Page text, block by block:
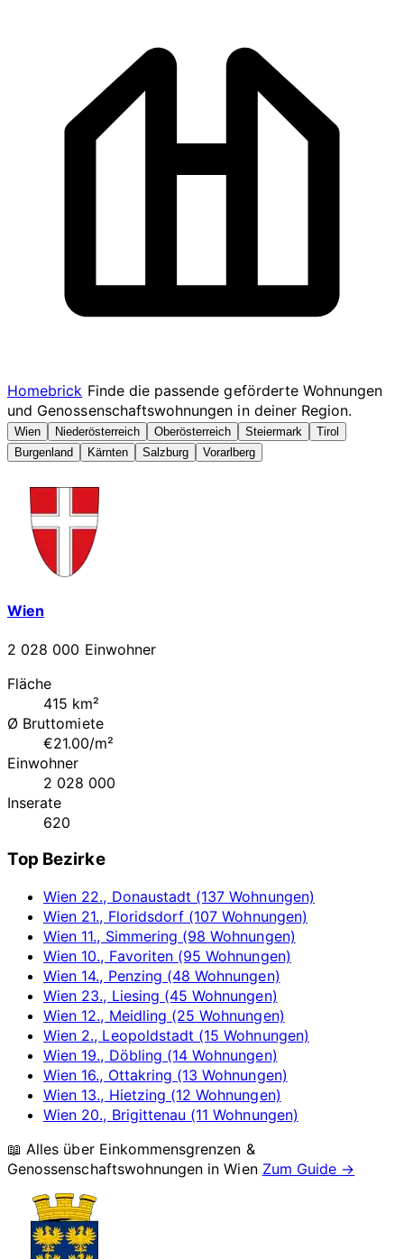
Homebrick Finde die passende geförderte Wohnungen
und Genossenschaftswohnungen in deiner Region.
Wien Niederösterreich Oberösterreich Steiermark
Tirol
Burgenland
Kärnten Salzburg Vorarlberg
Wien
2 028 000 Einwohner
Fläche
415 km²
Ø Bruttomiete
€21.00/m²
Einwohner
2 028 000
Inserate
620
Top Bezirke
Wien 22., Donaustadt (137 Wohnungen)
Wien 21., Floridsdorf (107 Wohnungen)
Wien 11., Simmering (98 Wohnungen)
Wien 10., Favoriten (95 Wohnungen)
Wien 14., Penzing (48 Wohnungen)
Wien 23., Liesing (45 Wohnungen)
Wien 12., Meidling (25 Wohnungen)
Wien 2., Leopoldstadt (15 Wohnungen)
Wien 19., Döbling (14 Wohnungen)
Wien 16., Ottakring (13 Wohnungen)
Wien 13., Hietzing (12 Wohnungen)
Wien 20., Brigittenau (11 Wohnungen)
📖 Alles über Einkommensgrenzen &
Genossenschaftswohnungen inWien Zum Guide →